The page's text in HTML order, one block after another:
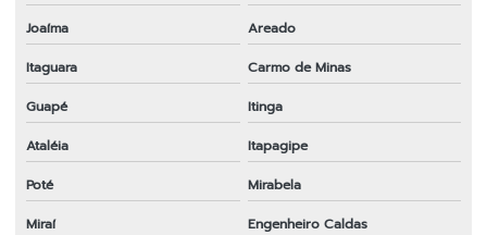
Joaíma
Areado
Itaguara
Carmo de Minas
Guapé
Itinga
Ataléia
Itapagipe
Poté
Mirabela
Miraí
Engenheiro Caldas